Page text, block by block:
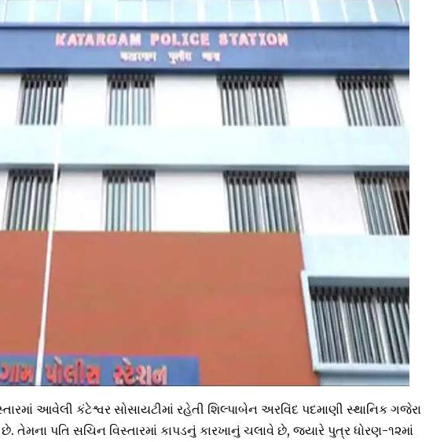
આવેલી કંટેશ્વર સોસાયટીમાં રહેતી શિલ્પાબેન અરવિંદ પદમાણી સ્થાનિક ગજેરા
તેમના પતિ સચિન વિસ્તારમાં કાપડનું કારખાનું ચલાવે છે, જ્યારે પુત્ર ધોરણ-૧૨માં